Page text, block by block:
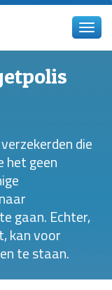
die
het geen
gaan. Echter,
kan voor
te staan.